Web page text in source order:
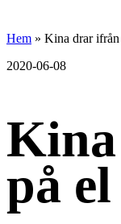
vidare
innehållet
energi
+
Hem » Kina drar ifrån
2020-06-08
på el